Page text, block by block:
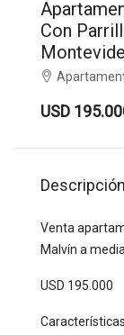
Con
USD
Descripción
Venta
Malvín a
USD 195.000